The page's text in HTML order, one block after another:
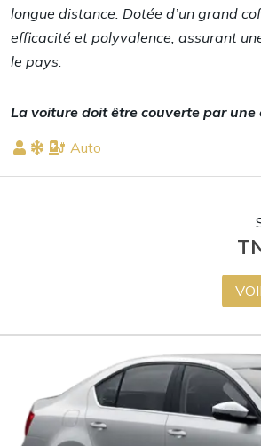
longue distance. Dotée d’un grand
efficacité et polyvalence, assurant
le pays.
La voiture doit être couverte par
Auto